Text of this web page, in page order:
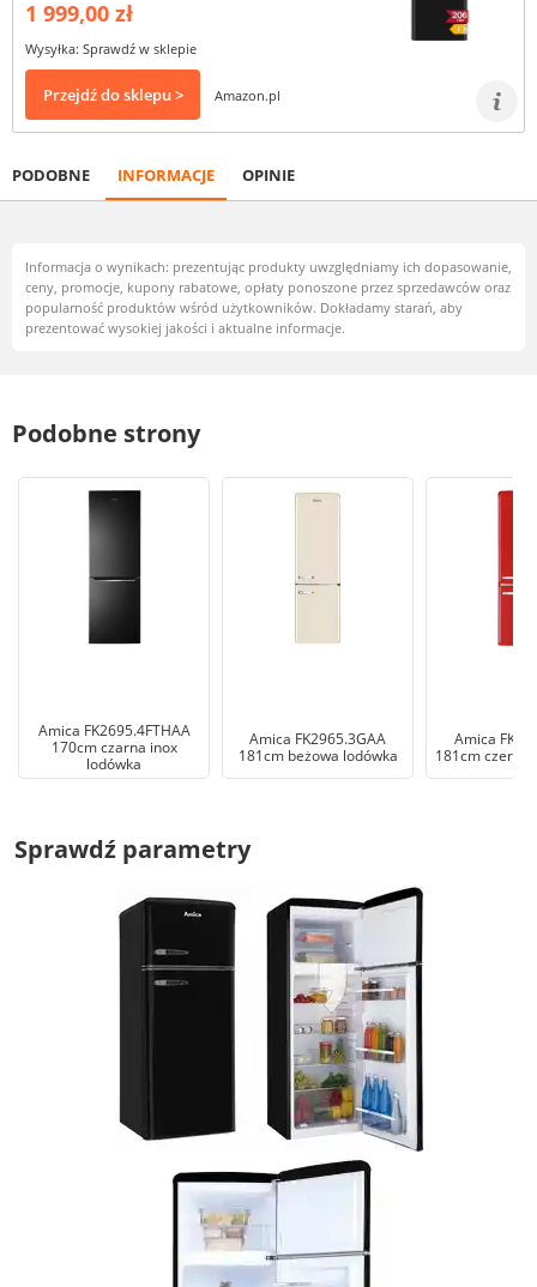
1 999,00 zł
Wysyłka: Sprawdź w sklepie
Przejdź do sklepu > Amazon.pl
PODOBNE INFORMACJE OPINIE
Informacja o wynikach: prezentując produkty uwzględniamy ich dopasowanie,
ceny, promocje, kupony rabatowe, opłaty ponoszone przez sprzedawców oraz
popularność produktów wśród użytkowników. Dokładamy starań, aby
prezentować wysokiej jakości i aktualne informacje.
Podobne strony
Amica FK2695.4FTHAA
170cm czarna inox
lodówka
Amica FK2965.3GAA
181cm beżowa lodówka
Amica
181cm
Sprawdź parametry